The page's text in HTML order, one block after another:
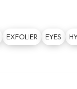
EXFOLIER EYES